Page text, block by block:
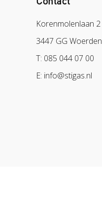
Korenmolenlaan 2
3447 GG Woerden
T: 085 044 07 00
E: info@stigas.nl